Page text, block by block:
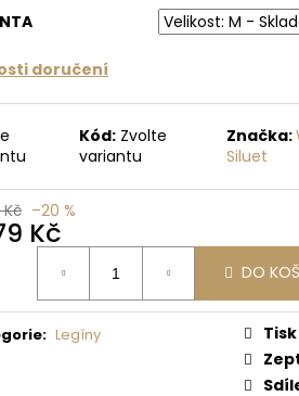
doručení
Kód: Zvolte
variantu
Značka:
Siluet
Kč –20 %
Kč
DO
: Legíny
Tisk